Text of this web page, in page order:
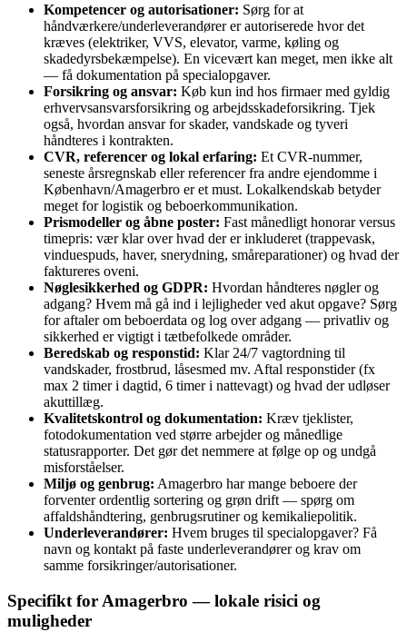
Kompetencer og autorisationer: Sørg for at
håndværkere/underleverandører er autoriserede hvor det
kræves (elektriker, VVS, elevator, varme, køling og
skadedyrsbekæmpelse). En vicevært kan meget, men ikke alt
— få dokumentation på specialopgaver.
Forsikring og ansvar: Køb kun ind hos firmaer med gyldig
erhvervsansvarsforsikring og arbejdsskadeforsikring. Tjek
også, hvordan ansvar for skader, vandskade og tyveri
håndteres i kontrakten.
CVR, referencer og lokal erfaring: Et CVR-nummer,
seneste årsregnskab eller referencer fra andre ejendomme i
København/Amagerbro er et must. Lokalkendskab betyder
meget for logistik og beboerkommunikation.
Prismodeller og åbne poster: Fast månedligt honorar versus
timepris: vær klar over hvad der er inkluderet (trappevask,
vinduespuds, haver, snerydning, småreparationer) og hvad der
faktureres oveni.
Nøglesikkerhed og GDPR: Hvordan håndteres nøgler og
adgang? Hvem må gå ind i lejligheder ved akut opgave? Sørg
for aftaler om beboerdata og log over adgang — privatliv og
sikkerhed er vigtigt i tætbefolkede områder.
Beredskab og responstid: Klar 24/7 vagtordning til
vandskader, frostbrud, låsesmed mv. Aftal responstider (fx
max 2 timer i dagtid, 6 timer i nattevagt) og hvad der udløser
akuttillæg.
Kvalitetskontrol og dokumentation: Kræv tjeklister,
fotodokumentation ved større arbejder og månedlige
statusrapporter. Det gør det nemmere at følge op og undgå
misforståelser.
Miljø og genbrug: Amagerbro har mange beboere der
forventer ordentlig sortering og grøn drift — spørg om
affaldshåndtering, genbrugsrutiner og kemikaliepolitik.
Underleverandører: Hvem bruges til specialopgaver? Få
navn og kontakt på faste underleverandører og krav om
samme forsikringer/autorisationer.
Specifikt for Amagerbro — lokale risici og
muligheder